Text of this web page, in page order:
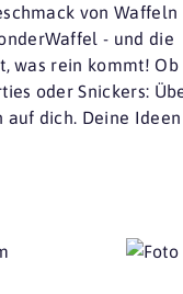
von Waffeln
- und die
was rein kommt! Ob
oder Snickers:
dich. Deine